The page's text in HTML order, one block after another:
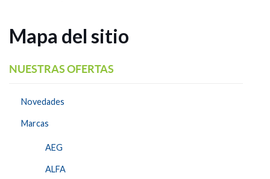
Mapa del sitio
NUESTRAS OFERTAS
Novedades
Marcas
AEG
ALFA